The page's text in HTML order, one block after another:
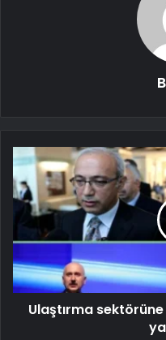
Ulaştırma